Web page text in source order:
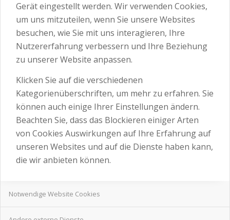
Gerät eingestellt werden. Wir verwenden Cookies,
um uns mitzuteilen, wenn Sie unsere Websites
besuchen, wie Sie mit uns interagieren, Ihre
Nutzererfahrung verbessern und Ihre Beziehung
zu unserer Website anpassen.
Klicken Sie auf die verschiedenen
Kategorienüberschriften, um mehr zu erfahren. Sie
können auch einige Ihrer Einstellungen ändern.
Beachten Sie, dass das Blockieren einiger Arten
von Cookies Auswirkungen auf Ihre Erfahrung auf
unseren Websites und auf die Dienste haben kann,
die wir anbieten können.
Notwendige Website Cookies